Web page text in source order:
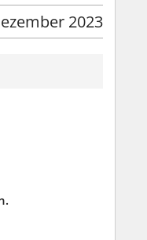
2023